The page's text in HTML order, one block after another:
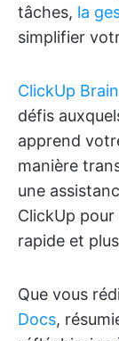
tâches, la
simplifier
ClickUp Brain
défis
apprend
manière
une
ClickUp
rapide et
Que vous
Docs,